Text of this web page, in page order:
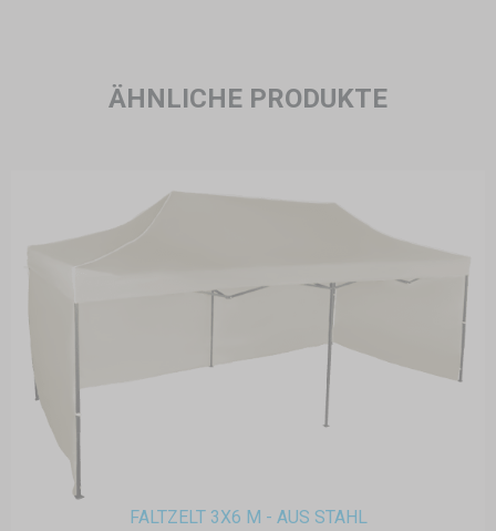
ÄHNLICHE PRODUKTE
FALTZELT 3X6 M - AUS STAHL